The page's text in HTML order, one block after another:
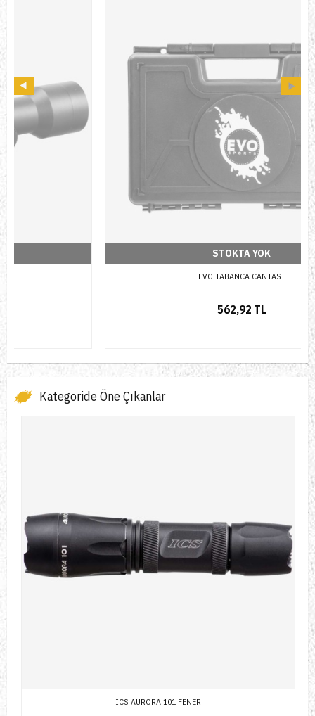
EVO TABANCA CANTASI
Kategoride Öne Çıkanlar
ICS AURORA 101 FENER